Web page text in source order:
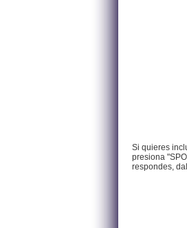
Si quieres
presiona
respondes,